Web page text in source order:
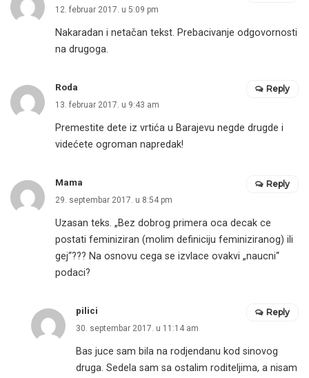
12. februar 2017. u 5:09 pm
Nakaradan i netačan tekst. Prebacivanje odgovornosti
na drugoga.
Roda
13. februar 2017. u 9:43 am
Premestite dete iz vrtića u Barajevu negde drugde i
videćete ogroman napredak!
Reply
Mama
29. septembar 2017. u 8:54 pm
Uzasan teks. „Bez dobrog primera oca decak ce
postati feminiziran (molim definiciju feminiziranog) ili
gej“??? Na osnovu cega se izvlace ovakvi „naucni“
podaci?
Reply
pilici
30. septembar 2017. u 11:14 am
Bas juce sam bila na rodjendanu kod sinovog
druga. Sedela sam sa ostalim roditeljima, a nisam
Reply